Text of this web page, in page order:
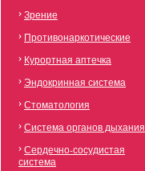
Зрение
Противонаркотические
Курортная аптечка
Эндокринная система
Стоматология
Система органов дыхания
Сердечно-сосудистая
система